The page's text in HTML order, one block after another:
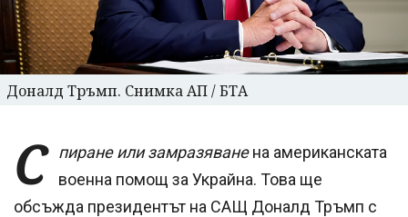
Доналд Тръмп. Снимка АП / БТА
С пиране или замразяванена американската
военна помощ за Украйна. Това ще
обсъжда президентът на САЩ Доналд Тръмп с